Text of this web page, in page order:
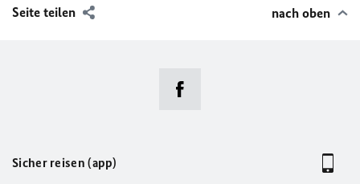
Seite teilen nach oben
Sicher reisen (app)